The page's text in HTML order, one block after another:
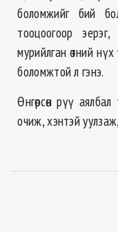
боломжийг бий
тооцоогоор эерэг,
мурийлган өтний
боломжтой л гэнэ.
Өнгөрсөн рүү
очиж, хэнтэй